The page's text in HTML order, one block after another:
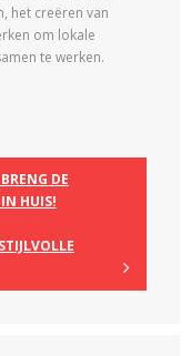
het creëren van
om lokale
te werken.
DE
HUIS!